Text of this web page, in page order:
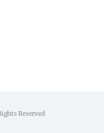
Reserved